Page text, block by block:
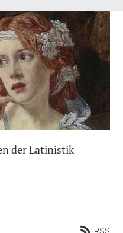
der Latinistik
RSS